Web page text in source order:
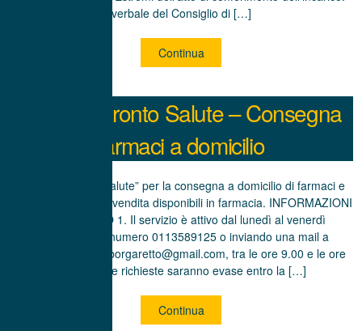
verbale del Consiglio di […]
Continua
Servizio Pronto Salute – Consegna
farmaci a domicilio
Servizio “Pronto Salute” per la consegna a domicilio di farmaci e
altri articoli di libera vendita disponibili in farmacia. INFORMAZIONI
SUL SERVIZIO 1. Il servizio è attivo dal lunedì al venerdì
telefonando al numero 0113589125 o inviando una mail a
farmaciasantannaborgaretto@gmail.com, tra le ore 9.00 e le ore
11.30. 2. Le richieste saranno evase entro la […]
Continua